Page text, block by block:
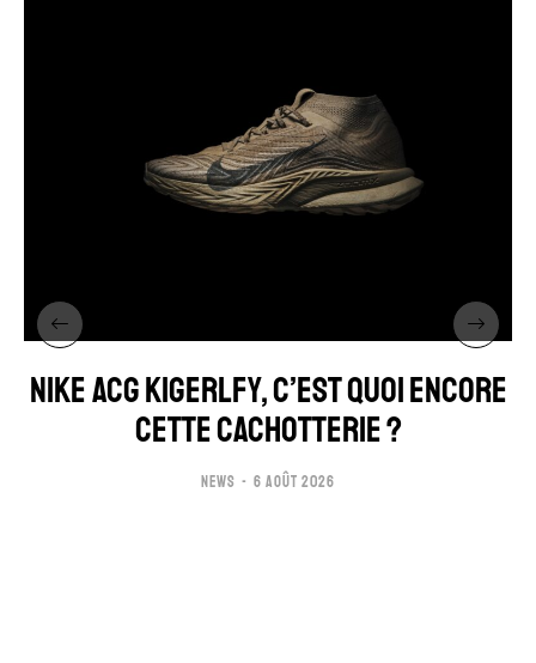
NIKE ACG KIGERLFY, C’EST QUOI ENCORE
CETTE CACHOTTERIE ?
NEWS 6 AOÛT 2026